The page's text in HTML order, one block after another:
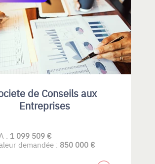
de Conseils aux
Entreprises
: 1 099 509 €
demandée : 850 000 €